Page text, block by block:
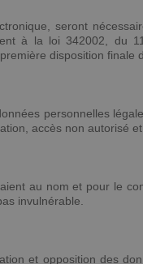
seront
à la loi 342002, du
disposition finale
personnelles
accès non autorisé
au nom et pour le
invulnérable.
et opposition des